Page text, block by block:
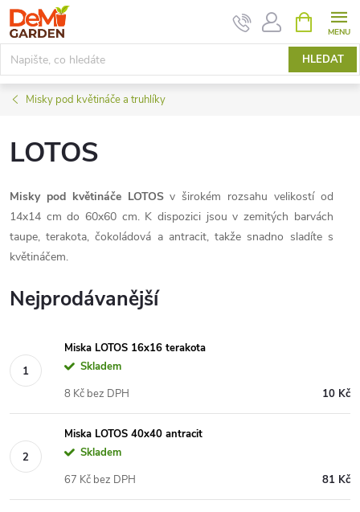
Přejít
na
obsah
HLEDAT
NÁKUPNÍ
KOŠÍK
Misky pod květináče a truhlíky
LOTOS
Misky pod květináče LOTOSv širokém rozsahu velikostí od
14x14 cm do 60x60 cm. K dispozici jsou v zemitých barvách
taupe, terakota, čokoládová a antracit, takže snadno sladíte s
květináčem.
Nejprodávanější
Miska LOTOS 16x16 terakota
Skladem
10 Kč
8 Kč bez DPH
Miska LOTOS 40x40 antracit
Skladem
81 Kč
67 Kč bez DPH